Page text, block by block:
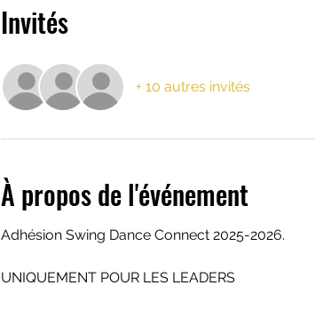
Invités
+ 10 autres invités
À propos de l'événement
Adhésion Swing Dance Connect 2025-2026.
UNIQUEMENT POUR LES LEADERS